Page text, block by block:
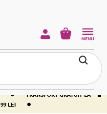
199 LEI •
TRANSPORT
•
TRANSPORT GRATUIT LA
LEI
•
COŞ